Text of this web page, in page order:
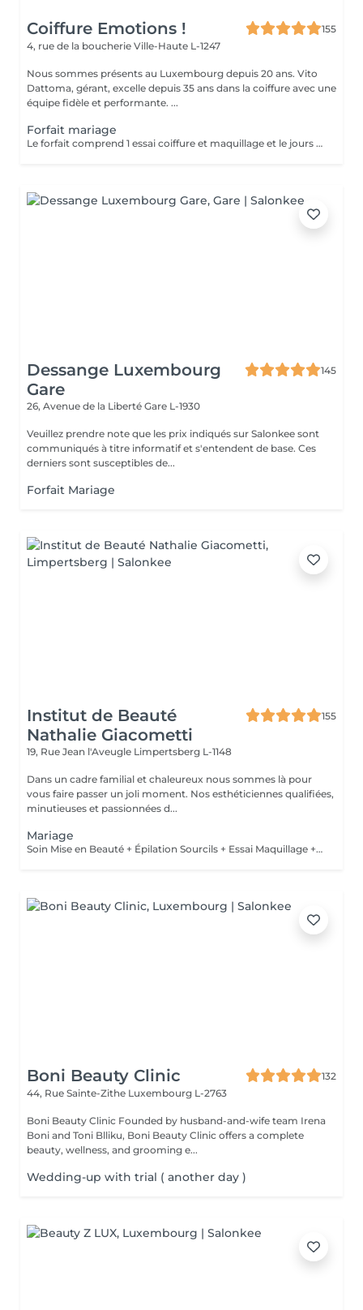
Coiffure Emotions !
155
4, rue de la boucherie Ville-Haute L-1247
Nous sommes présents au Luxembourg depuis 20 ans. Vito
Dattoma, gérant, excelle depuis 35 ans dans la coiffure avec une
équipe fidèle et performante. ...
Forfait mariage
Le forfait comprend 1 essai coiffure et maquillage et le jours du mariage
Dessange Luxembourg
Gare
145
26, Avenue de la Liberté Gare L-1930
Veuillez prendre note que les prix indiqués sur Salonkee sont
communiqués à titre informatif et s'entendent de base. Ces
derniers sont susceptibles de...
Forfait Mariage
Institut de Beauté
Nathalie Giacometti
155
19, Rue Jean l'Aveugle Limpertsberg L-1148
Dans un cadre familial et chaleureux nous sommes là pour
vous faire passer un joli moment. Nos esthéticiennes qualifiées,
minutieuses et passionnées d...
Mariage
Soin Mise en Beauté + Épilation Sourcils + Essai Maquillage + Maquillage Jour J + Soin des Mains
Boni Beauty Clinic
132
44, Rue Sainte-Zithe Luxembourg L-2763
Boni Beauty Clinic Founded by husband-and-wife team Irena
Boni and Toni Blliku, Boni Beauty Clinic offers a complete
beauty, wellness, and grooming e...
Wedding-up with trial ( another day )